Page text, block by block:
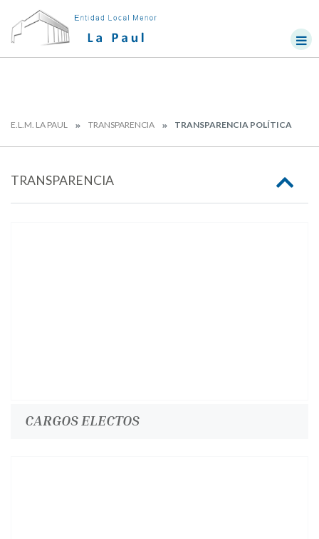
E.L.M. LA PAUL TRANSPARENCIA TRANSPARENCIA POLÍTICA
TRANSPARENCIA
CARGOS ELECTOS